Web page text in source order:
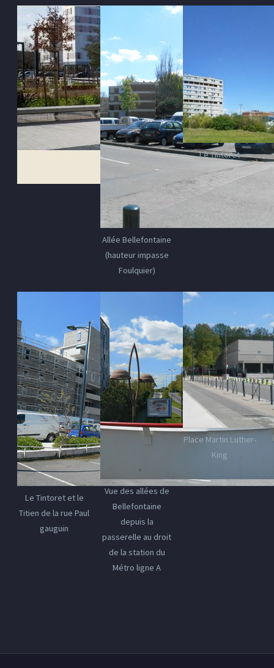
Allée Bellefontaine
(hauteur impasse
Foulquier)
Le Tintoret
Le Tintoret et le
Titien de la rue Paul
gauguin
Vue des allées de
Bellefontaine
depuis la
passerelle au droit
de la station du
Métro ligne A
Place Martin Luther-
King